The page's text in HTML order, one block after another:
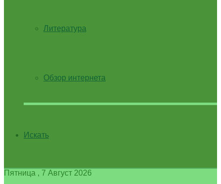
Литература
Обзор интернета
Искать
Пятница , 7 Август 2026